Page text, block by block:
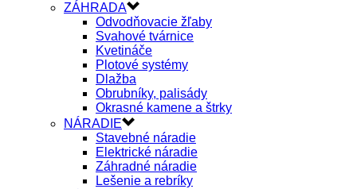
ZÁHRADA
Odvodňovacie žľaby
Svahové tvárnice
Kvetináče
Plotové systémy
Dlažba
Obrubníky, palisády
Okrasné kamene a štrky
NÁRADIE
Stavebné náradie
Elektrické náradie
Záhradné náradie
Lešenie a rebríky